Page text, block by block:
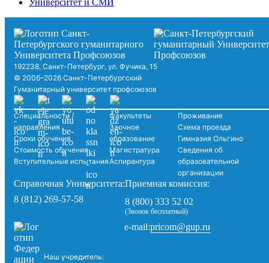
192238, Санкт-Петербург, ул. Фучика, 15
© 2006–2026 Санкт-Петербургский
Гуманитарный университет профсоюзов
Специальности /
направления
Сроки обучения
Стоимость обучения
Вступительные испытания
Факультеты
Заочное
образование
Магистратура
Аспирантура
Проживание
Схема проезда
Гимназия Ольгино
Сведения об
образовательной
организации
Справочная Университета:
8 (812) 269-57-58
Приемная комиссия:
8 (800) 333 52 02
(Звонок бесплатный)
Наш учредитель:
e-mail:pricom@gup.ru